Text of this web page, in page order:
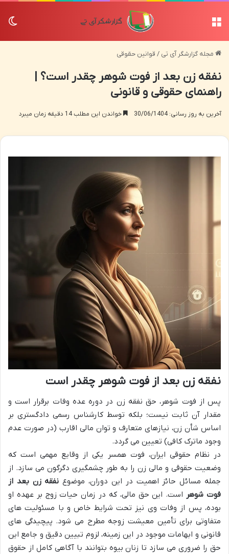
مجله گزارشگر آی تی / قوانین حقوقی
نفقه زن بعد از فوت شوهر چقدر است؟ |
راهنمای حقوقی و قانونی
آخرین به روز رسانی: 30/06/1404 خواندن این مطلب 14 دقیقه زمان میبرد
نفقه زن بعد از فوت شوهر چقدر است
پس از فوت شوهر، حق نفقه زن در دوره عده وفات برقرار است و
مقدار آن ثابت نیست؛ بلکه توسط کارشناس رسمی دادگستری بر
اساس شأن زن، نیازهای متعارف و توان مالی اقارب (در صورت عدم
وجود ماترک کافی) تعیین می گردد.
در نظام حقوقی ایران، فوت همسر یکی از وقایع مهمی است که
وضعیت حقوقی و مالی زن را به طور چشمگیری دگرگون می سازد. از
جمله مسائل حائز اهمیت در این دوران، موضوع نفقه زن بعد از
فوت شوهر است. این حق مالی، که در زمان حیات زوج بر عهده او
بوده، پس از وفات وی نیز تحت شرایط خاص و با مسئولیت های
متفاوتی برای تأمین معیشت زوجه مطرح می شود. پیچیدگی های
قانونی و ابهامات موجود در این زمینه، لزوم تبیین دقیق و جامع این
حق را ضروری می سازد تا زنان بیوه بتوانند با آگاهی کامل از حقوق